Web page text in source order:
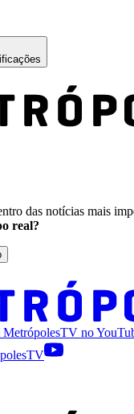
das notícias mais
real?
MetrópolesTV no